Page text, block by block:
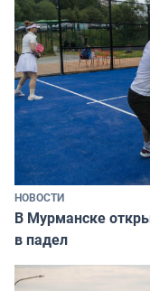
НОВОСТИ
В Мурманске
в падел